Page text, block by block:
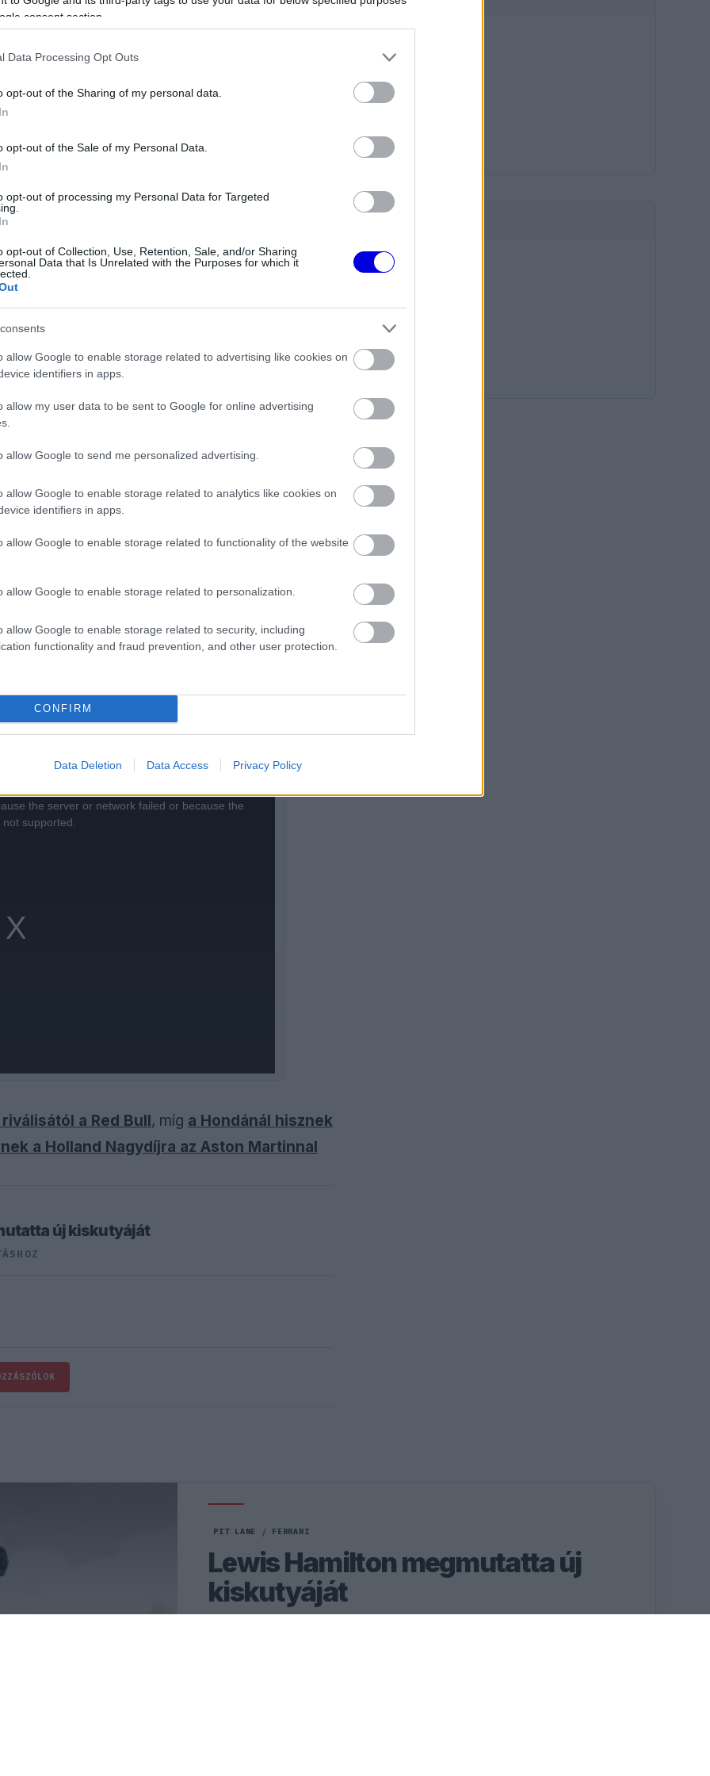
consent section.
Data Processing Opt Outs
opt-out of the Sharing of my personal data.
opt-out of the Sale of my Personal Data.
opt-out of processing my Personal Data for Targeted
opt-out of Collection, Use, Retention, Sale, and/or Sharing
Data that Is Unrelated with the Purposes for which it
allow Google to enable storage related to advertising like cookies on
identifiers in apps.
allow my user data to be sent to Google for online advertising
allow Google to send me personalized advertising.
allow Google to enable storage related to analytics like cookies on
identifiers in apps.
allow Google to enable storage related to functionality of the website
allow Google to enable storage related to personalization.
allow Google to enable storage related to security, including
functionality and fraud prevention, and other user protection.
CONFIRM
Data Deletion Data Access Privacy Policy
Player
is
mégpedig a stadionszakaszon. Ez
az irányítást a motor felett.
új motorral
Nagydíjra az
kitálalt Hamilton F1-es
debütálásáról
világbajnok számára. Az első gyakorláson
együtt mégis figyelmeztető jel lehet a
the server or network failed or because the
supported.
a Red Bull, míg a Hondánál hisznek
a Holland Nagydíjra az Aston Martinnal
új kiskutyáját
PIT LANE / FERRARI
Lewis Hamilton megmutatta új
kiskutyáját